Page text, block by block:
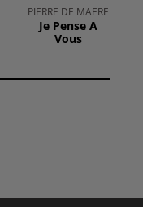
PIERRE DE MAERE
Je Pense A
Vous